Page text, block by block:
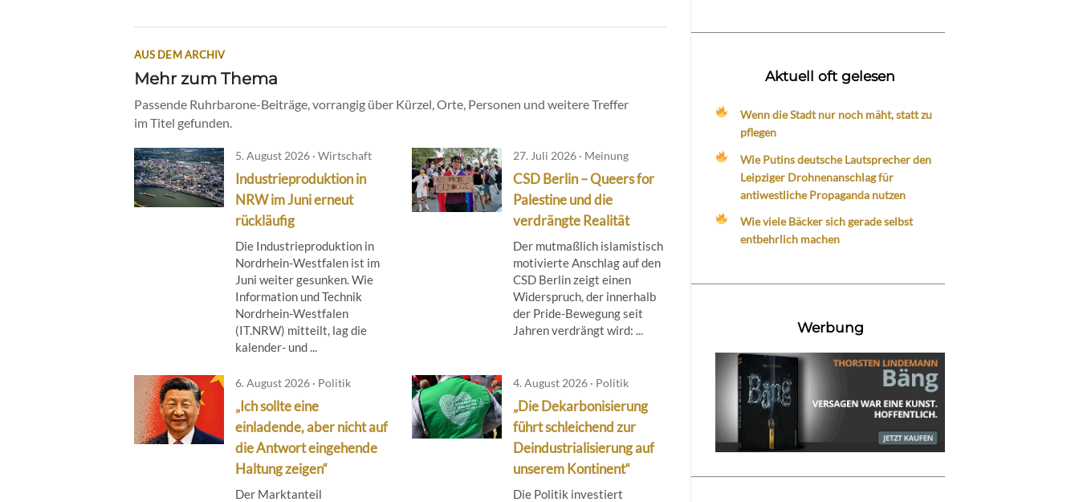
AUS DEM ARCHIV
Mehr zum Thema
Passende Ruhrbarone-Beiträge, vorrangig über Kürzel, Orte, Personen und weitere Treffer
im Titel gefunden.
5. August 2026 · Wirtschaft
Industrieproduktion in
NRW im Juni erneut
rückläufig
Die Industrieproduktion in
Nordrhein-Westfalen ist im
Juni weiter gesunken. Wie
Information und Technik
Nordrhein-Westfalen
(IT.NRW) mitteilt, lag die
kalender- und ...
27. Juli 2026 · Meinung
CSD Berlin – Queers for
Palestine und die
verdrängte Realität
Der mutmaßlich islamistisch
motivierte Anschlag auf den
CSD Berlin zeigt einen
Widerspruch, der innerhalb
der Pride-Bewegung seit
Jahren verdrängt wird: ...
6. August 2026 · Politik
„Ich sollte eine
einladende, aber nicht auf
die Antwort eingehende
Haltung zeigen“
Der Marktanteil
4. August 2026 · Politik
„Die Dekarbonisierung
führt schleichend zur
Deindustrialisierung auf
unserem Kontinent“
Die Politik investiert
Aktuell oft gelesen
Wenn die Stadt nur noch mäht, statt zu
pflegen
Wie Putins deutsche Lautsprecher den
Leipziger Drohnenanschlag für
antiwestliche Propaganda nutzen
Wie viele Bäcker sich gerade selbst
entbehrlich machen
Werbung